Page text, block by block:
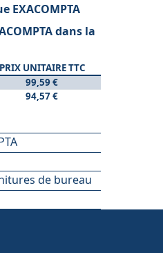
EXACOMPTA
dans la
PRIX UNITAIRE TTC
99,59 €
94,57 €
de bureau